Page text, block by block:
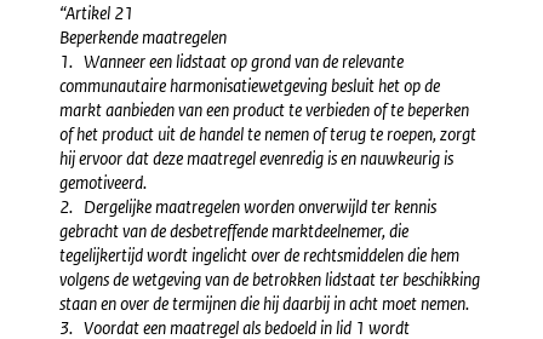
“Artikel 21
Beperkende maatregelen
1. Wanneer een lidstaat op grond van de relevante
communautaire harmonisatiewetgeving besluit het op de
markt aanbieden van een product te verbieden of te beperken
of het product uit de handel te nemen of terug te roepen, zorgt
hij ervoor dat deze maatregel evenredig is en nauwkeurig is
gemotiveerd.
2. Dergelijke maatregelen worden onverwijld ter kennis
gebracht van de desbetreffende marktdeelnemer, die
tegelijkertijd wordt ingelicht over de rechtsmiddelen die hem
volgens de wetgeving van de betrokken lidstaat ter beschikking
staan en over de termijnen die hij daarbij in acht moet nemen.
3. Voordat een maatregel als bedoeld in lid 1 wordt